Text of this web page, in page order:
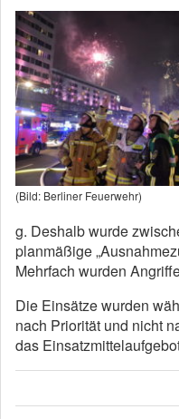
(Bild: Berliner Feuerwehr)
g. Deshalb wurde
planmäßige
Mehrfach wurden
Die Einsätze wurden
nach Priorität und nicht
das